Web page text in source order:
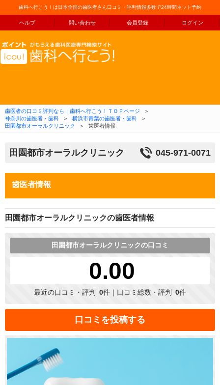
歯科へ行こう！は日本全国の歯医者さん口コミ・評判情報多数で24時間ネット予約
ヘルプ 問い合わせ 会員登録 ログイン
コンテンツへ移動
歯医者の口コミ評判なら｜歯科へ行こう！ＴＯＰページ
＞
神奈川の歯医者・歯科
＞ 横浜市青葉の歯医者・歯科
＞
田園都市オーラルクリニック
＞ 歯医者情報
田園都市オーラルクリニック 045-971-0071
歯医者情報
田園都市オーラルクリニックの歯医者情報
田園都市オーラルクリニックの口コミ
0.00
最近の口コミ・評判 0件｜口コミ総数・評判 0件
口コミを投稿する